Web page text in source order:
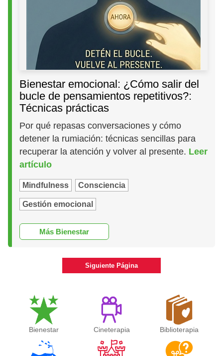
Bienestar emocional: ¿Cómo salir del
bucle de pensamientos repetitivos?:
Técnicas prácticas
Por qué repasas conversaciones y cómo
detener la rumiación: técnicas sencillas para
recuperar la atención y volver al presente. Leer
artículo
Mindfulness Consciencia
Gestión emocional
Más Bienestar
Siguiente Página
Bienestar Cineterapia Biblioterapia